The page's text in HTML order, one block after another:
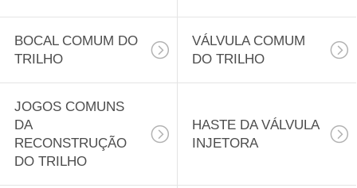
BOCAL COMUM DO
TRILHO
VÁLVULA COMUM
DO TRILHO
JOGOS COMUNS
DA
RECONSTRUÇÃO
DO TRILHO
HASTE DA VÁLVULA
INJETORA